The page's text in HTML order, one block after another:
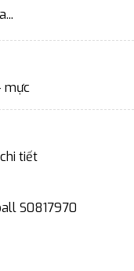
mực
tiết
S0817970